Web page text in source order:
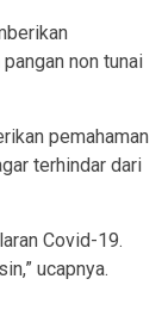
non tunai
pemahaman
terhindar dari
Covid-19.
ucapnya.